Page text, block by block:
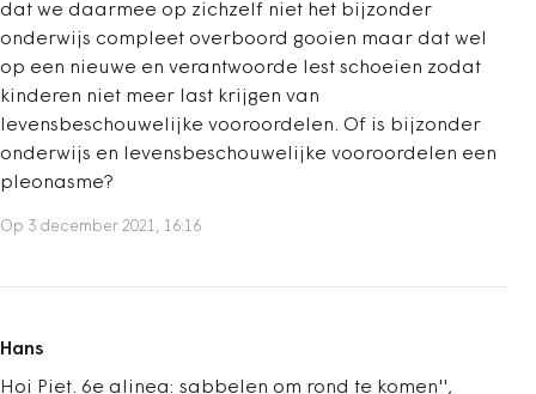
dat we daarmee op zichzelf niet het bijzonder
onderwijs compleet overboord gooien maar dat wel
op een nieuwe en verantwoorde lest schoeien zodat
kinderen niet meer last krijgen van
levensbeschouwelijke vooroordelen. Of is bijzonder
onderwijs en levensbeschouwelijke vooroordelen een
pleonasme?
Op 3 december 2021, 16:16
Hans
Hoi Piet. 6e alinea: sabbelen om rond te komen'',